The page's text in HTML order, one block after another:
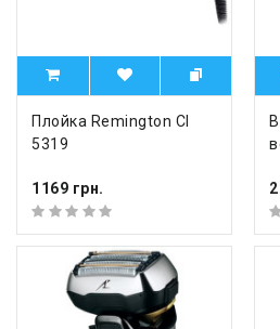
Плойка Remington CI
5319
1169 грн.